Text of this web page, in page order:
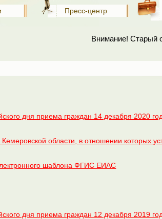
Пресс-центр
Внимание! Старый
дня приема граждан 14 декабря 2020
области, в отношении которых
шаблона ФГИС ЕИАС
дня приема граждан 12 декабря 2019